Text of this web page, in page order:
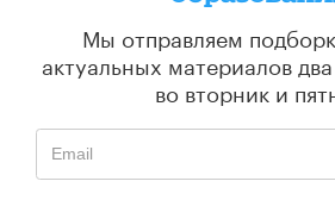
Мы отправляем
актуальных материалов
во вторник и